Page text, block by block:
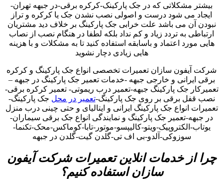
بیشتر مشکلاتی که در جک پارکینک-کرکره برقی-در جبهه تهران-
ایجاد می شود درست و اصولی نصب نشدن جک یا کرکره و تراز
نبودن آن می باشد علت خرابی جک پارکینگ بر خلاف دید مشتریان
ارتباطی به تردد زیاد و کم نداد بلکه لطفا در هنگام نصب از نصاب
هایی مورد اعتماد و باسابقه استفاده کنید تا به مشکلات و با هزینه
هایی زیادی دچار نشوید
شرکت آیفون سازان تعمیرات تخصصی انواع جک پارکینگ و کرکره
برقی ایرانی و خارجی جبهه -خدمات تعمیر جک پارکینگ در جبهه –
تعمیرکار جک پارکینگ جبهه-تعمیر درب ریموتی- تعمیر کرکره برقی-
نصب قفل برقی بر روی جک پارکینگ-تعمیر در محل جک پارکینگ-
تعمیرات انواع جک پارکینگ ایرانی و ایتالیای و حتی چینی درب منزل
در جبهه-تعمیر جک پارکینگ و نمایندگی انواع جک برقی سیماران-
یوتاب-الکتروپیک-ویتو-کالیپسو-موتور-تابا-کوماکس-محک-تکنما-
سوزوکی-آلدو-بی اف تی-گلدن گیت-گلدن در جبهه
چرا از خدمات انلاین تعمیرات شرکت آیفون
سازان استفاده کنیم؟